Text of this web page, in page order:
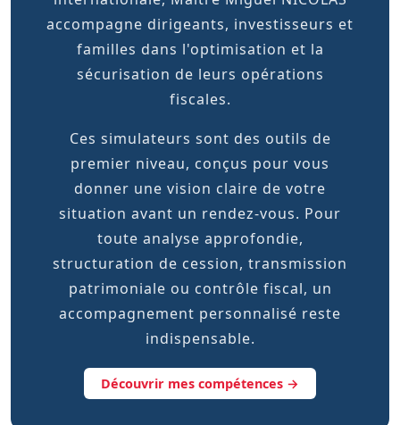
accompagne dirigeants, investisseurs et
familles dans l'optimisation et la
sécurisation de leurs opérations
fiscales.
Ces simulateurs sont des outils de
premier niveau, conçus pour vous
donner une vision claire de votre
situation avant un rendez-vous. Pour
toute analyse approfondie,
structuration de cession, transmission
patrimoniale ou contrôle fiscal, un
accompagnement personnalisé reste
indispensable.
Découvrir mes compétences →